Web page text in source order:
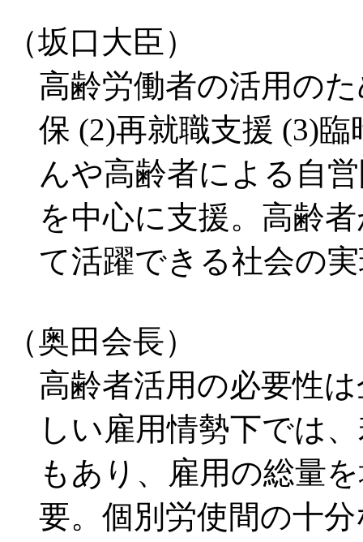
（坂口大臣）
高齢労働者の活用の
保 (2)再就職支援 (3)
んや高齢者による自
を中心に支援。高齢
て活躍できる社会の
（奥田会長）
高齢者活用の必要性
しい雇用情勢下では
もあり、雇用の総量
要。個別労使間の十